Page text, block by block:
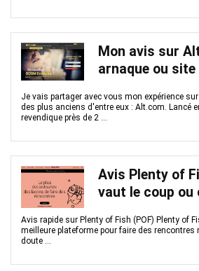
Mon avis sur
arnaque ou
Je vais partager avec vous mon expérience
des plus anciens d'entre eux : Alt.com. Lancé
revendique près de 2 ...
Avis Plenty of
vaut le coup ou
Avis rapide sur Plenty of Fish (POF) Plenty of
meilleure plateforme pour faire des rencontres
doute ...